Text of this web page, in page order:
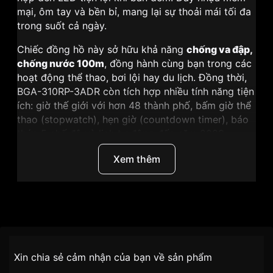
mại, ôm tay và bền bỉ, mang lại sự thoải mái tối đa
trong suốt cả ngày.
Chiếc đồng hồ này sở hữu khả năng chống va đập,
chống nước 100m, đồng hành cùng bạn trong các
hoạt động thể thao, bơi lội hay du lịch. Đồng thời,
BGA-310RP-3ADR còn tích hợp nhiều tính năng tiện
ích: giờ thế giới với hơn 48 thành phố, bấm giờ thể
thao (stopwatch), hẹn giờ (countdown timer), báo
Thông số kỹ thuật đầy đủ:
Chất liệu dây:
Nhựa cao cấp, mềm mại và thoải
mái
Xem thêm
SKU BGA-310RP-3ADR
tiện lợi –
Xin chia sẻ cảm nhận của bạn về sản phẩm